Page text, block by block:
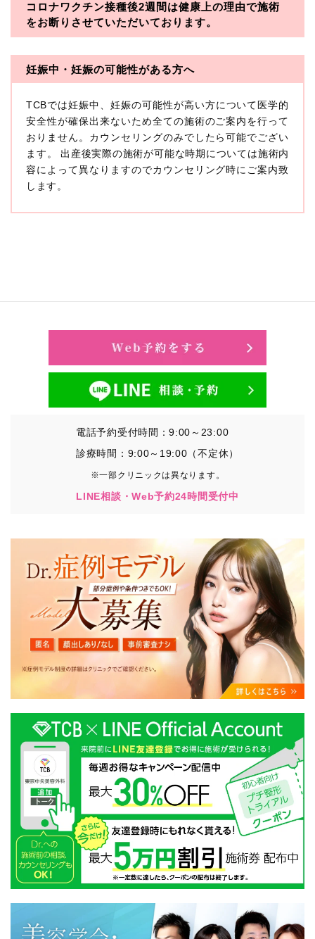
・一般社団法人メディカルアライアンス
・医療法人社団創彩会
本プライバシーポリシーにおいて「個人情報」とは、生
存する個人に関する情報であって、当該情報に含まれる
氏名、生年月日その他の記述等により特定の個人を識別
できるもの又は個人識別符号（個人情報保護委員会の政
令に準じます。）が含まれるものをいいます。
収集した患者様に関する情報には、単独のままでは特定
の個人を識別できない情報もありますが、他の情報と組
み合わせることにより特定の個人を識別できる場合、か
に扱うものとします。
①TCBグループが患者様から取得する情報
・その他、特定の個人を識別することができる情報
②TCBグループが各種サービスの利用に関連して取得す
日時、閲覧履歴等に関連する情報
（これには、Cookie情報、アクセスログ等の利用状況に
関する情報を含みます。）
③TCBグループが第三者から間接的に収集する情報
患者様の同意を得た上で、以下の情報をパブリックDMP
・患者様の閲覧履歴、端末等の情報
【利用目的】
TCBグループは取得情報を以下の目的で利用いたしま
す。
・クリニックの来院予約、医療サービスの提供、医療関
連商品の販売、アフターケア対応、これらに付随する諸
対応等のサービス提供のため
・医療サービスの提供に関する他の医療機関、検査機関
及び研究機関との連携のため
・サービス向上を目的とした医療サービス・販売する医
療関連商品に関する患者様へのアンケートの送受信及び
これに付随する諸対応のため
・Cookie等の技術を用いたアクセス履歴、閲覧記録等に
関する情報の収集、分析
・閲覧記録等から趣味・嗜好を分析した情報を使用して
の広告に利用するため
・お問い合わせ又はご意見の内容確認及びその対応のた
め
・患者様のサービス利用状況の分析及び症例研究のため
・広告、宣伝、マーケティングのため
コロナワクチン接種後2週間は健康上の理由で施術
をお断りさせていただいております。
妊娠中・妊娠の可能性がある方へ
TCBでは妊娠中、妊娠の可能性が高い方について医学的
安全性が確保出来ないため全ての施術のご案内を行って
おりません。カウンセリングのみでしたら可能でござい
ます。 出産後実際の施術が可能な時期については施術内
容によって異なりますのでカウンセリング時にご案内致
します。
電話予約受付時間：9:00～23:00
診療時間：9:00～19:00（不定休）
※一部クリニックは異なります。
LINE相談・Web予約24時間受付中